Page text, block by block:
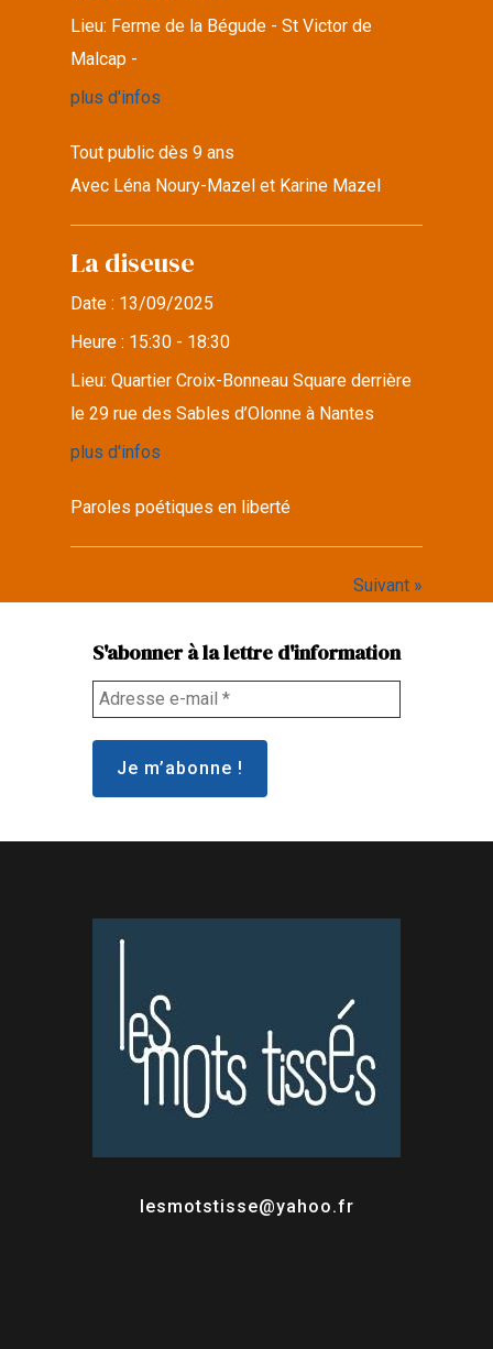
Lieu: Ferme de la Bégude - St Victor de
Malcap -
plus d'infos
Tout public dès 9 ans
Avec Léna Noury-Mazel et Karine Mazel
La diseuse
Date : 13/09/2025
Heure : 15:30 - 18:30
Lieu:Quartier Croix-Bonneau Square derrière
le 29 rue des Sables d’Olonne à Nantes
plus d'infos
Paroles poétiques en liberté
Suivant »
S'abonner à la lettre d'information
lesmotstisse@yahoo.fr